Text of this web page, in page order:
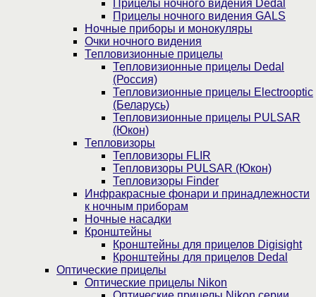
Прицелы ночного видения Dedal
Прицелы ночного видения GALS
Ночные приборы и монокуляры
Очки ночного видения
Тепловизионные прицелы
Тепловизионные прицелы Dedal
(Россия)
Тепловизионные прицелы Electrooptic
(Беларусь)
Тепловизионные прицелы PULSAR
(Юкон)
Тепловизоры
Тепловизоры FLIR
Тепловизоры PULSAR (Юкон)
Тепловизоры Finder
Инфракрасные фонари и принадлежности
к ночным приборам
Ночные насадки
Кронштейны
Кронштейны для прицелов Digisight
Кронштейны для прицелов Dedal
Оптические прицелы
Оптические прицелы Nikon